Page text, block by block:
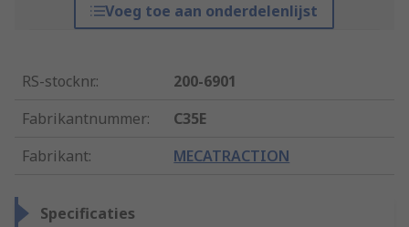
Voeg toe aan onderdelenlijst
RS-stocknr.:
200-6901
Fabrikantnummer:
C35E
Fabrikant: MECATRACTION
Specificaties